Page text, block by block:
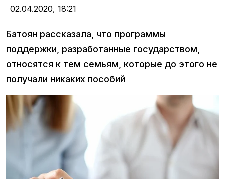
02.04.2020, 18:21
Батоян рассказала, что программы
поддержки, разработанные государством,
относятся к тем семьям, которые до этого не
получали никаких пособий